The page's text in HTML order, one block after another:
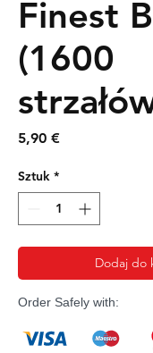
Finest
(1600
5,90 €Cena
Sztuk *
Dodaj do
Order Safely with: